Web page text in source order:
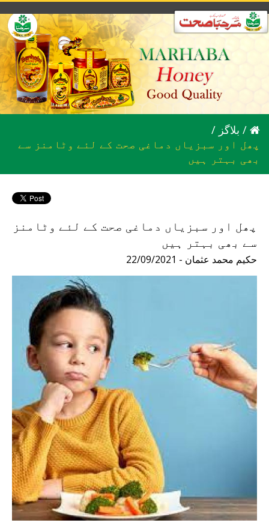
/
/ بلاگز
پھل اور سبزیاں دماغی صحت کے لئے وٹامنز سے
بھی بہتر ہیں
پھل اور سبزیاں دماغی صحت کے لئے وٹامنز
سے بھی بہتر ہیں
22/09/2021 - حکیم محمد عثمان